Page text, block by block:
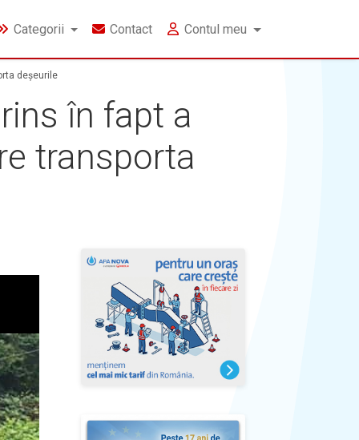
Categorii Contact Contul meu
deșeurile
în fapt a
transporta